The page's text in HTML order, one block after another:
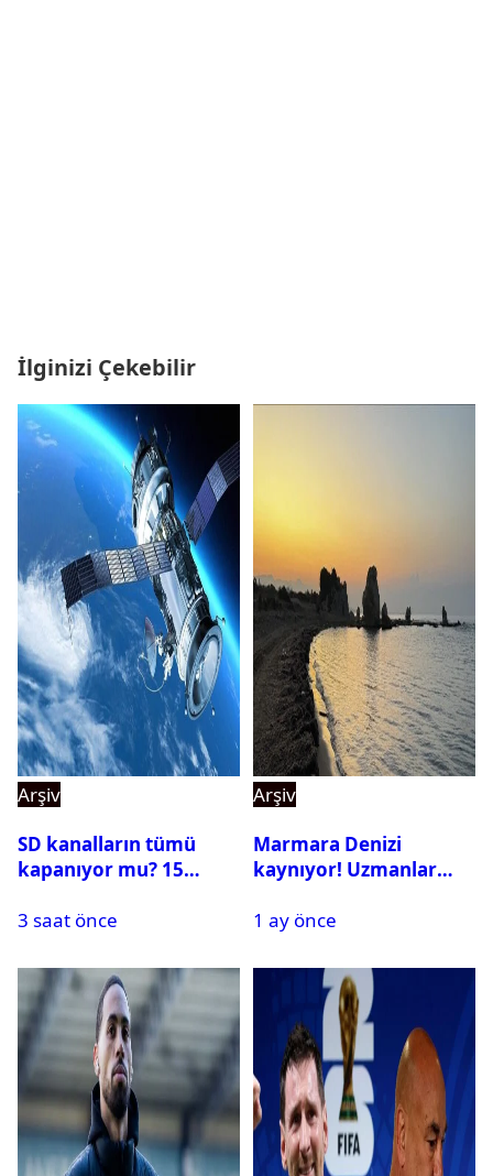
İlginizi Çekebilir
Arşiv
SD kanalların tümü
kapanıyor mu? 15
yapılacak?
3 saat önce
Arşiv
Marmara Denizi
kaynıyor! Uzmanlar
1 ay önce